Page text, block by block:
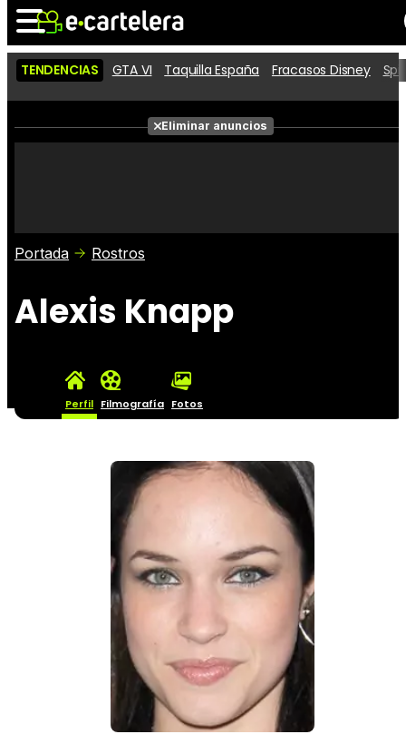
Noticias Cartelera
Películas
Críticas
TENDENCIAS GTA VI Taquilla España Fracasos Disney
Eliminar anuncios
Portada Rostros
Alexis Knapp
Perfil Filmografía Fotos